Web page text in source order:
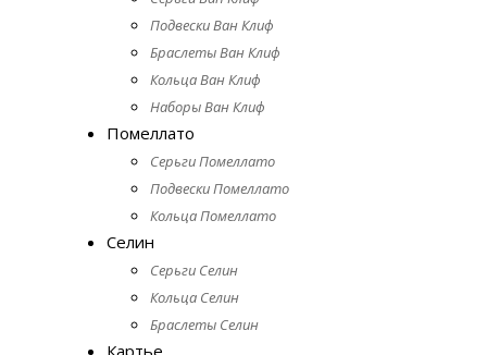
Подвески Ван Клиф
Браслеты Ван Клиф
Кольца Ван Клиф
Наборы Ван Клиф
Помеллато
Серьги Помеллато
Подвески Помеллато
Кольца Помеллато
Селин
Серьги Селин
Кольца Селин
Браслеты Селин
Картье